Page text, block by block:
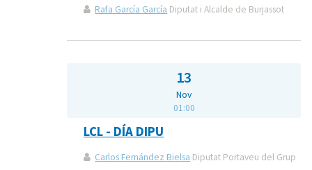
Rafa García García Diputat i Alcalde de Burjassot
13
Nov
01:00
LCL - DÍA DIPU
Carlos Fernández Bielsa Diputat Portaveu del Grup